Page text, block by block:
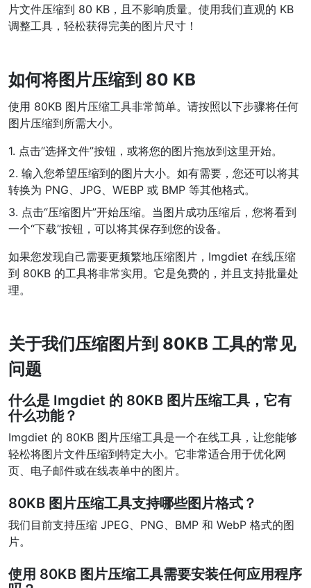
在线将多个EBP图像转换为PNG
转换CR2、CR3、NEF、ARW、ORF、PEF、RAF、RAW转换为JPG
格式
PDF工具
JPG 转 PDF New
将JPG图像转换为PDF文件
设置方向、边距、页面大小，并将多个图像合并到一个PDF或单独的
文件中
PDF 转 JPG New
在几秒钟内将PDF转换为高质量的JPG、PNG或Webp图像
PDF 拆分 New
我们的PDF拆分器允许您将PDF中的选定页面拆分为单个文件
提取PDF中图片 New
在几秒钟内从PDF文档中获取所有图像
删除PDF页数 New
从PDF文档中删除指定页面
更多工具
片文件压缩到 80 KB，且不影响质量。使用我们直观的 KB
调整工具，轻松获得完美的图片尺寸！
如何将图片压缩到 80 KB
使用 80KB 图片压缩工具非常简单。请按照以下步骤将任何
图片压缩到所需大小。
1. 点击“选择文件”按钮，或将您的图片拖放到这里开始。
2. 输入您希望压缩到的图片大小。如有需要，您还可以将其
转换为 PNG、JPG、WEBP 或 BMP 等其他格式。
3. 点击“压缩图片”开始压缩。当图片成功压缩后，您将看到
一个“下载”按钮，可以将其保存到您的设备。
如果您发现自己需要更频繁地压缩图片，Imgdiet 在线压缩
到 80KB 的工具将非常实用。它是免费的，并且支持批量处
理。
关于我们压缩图片到 80KB 工具的常见
问题
什么是 Imgdiet 的 80KB 图片压缩工具，它有
什么功能？
Imgdiet 的 80KB 图片压缩工具是一个在线工具，让您能够
轻松将图片文件压缩到特定大小。它非常适合用于优化网
页、电子邮件或在线表单中的图片。
80KB 图片压缩工具支持哪些图片格式？
我们目前支持压缩 JPEG、PNG、BMP 和 WebP 格式的图
片。
使用 80KB 图片压缩工具需要安装任何应用程序